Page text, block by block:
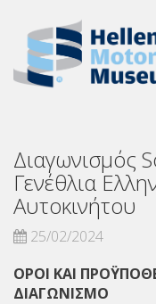
Διαγωνισμός
Γενέθλια
Αυτοκινήτου
25/02/2024
ΟΡΟΙ ΚΑΙ
ΔΙΑΓΩΝΙΣΜΟ